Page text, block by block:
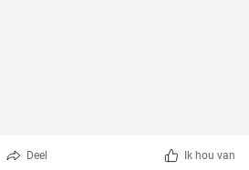
Deel Ik hou van